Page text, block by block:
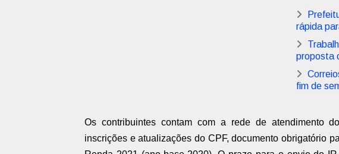
rápida
proposta
fim de
Os contribuintes contam com a rede de atendimento
inscrições e atualizações do CPF, documento obrigatório